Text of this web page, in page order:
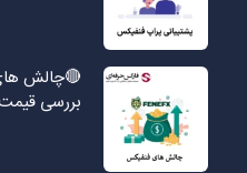
بررسی